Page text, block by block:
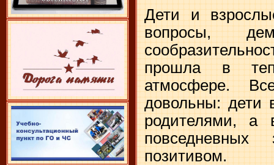
Дети и
вопросы,
прошла в
атмосфере.
довольны: дети
родителями, а
позитивом.